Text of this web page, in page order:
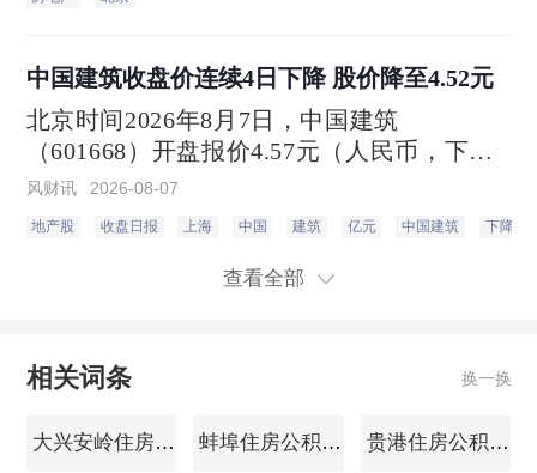
中国建筑收盘价连续4日下降 股价降至4.52元
北京时间2026年8月7日，中国建筑
（601668）开盘报价4.57元（人民币，下
同），收盘于4.52元，相比上一个交易日的
收盘价4.57元，下跌1.09%。当日最高价4.57
市值1867.68亿元。
风财讯 2026-08-07
地产股 收盘日报 上海 中国 建筑 亿元 中国建筑 下降
查看全部
相关词条 换一换
大兴安岭住房公积金查询 蚌埠住房公积金查询 贵港住房公积金查询